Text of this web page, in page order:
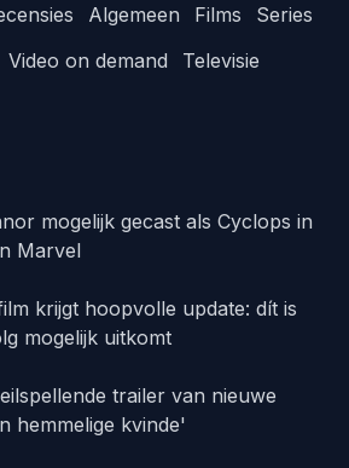
Algemeen Films
Series
Video on demand
Televisie
mogelijk gecast als Cyclops in
Marvel
krijgt hoopvolle update: dít is
mogelijk uitkomt
trailer van nieuwe
hemmelige kvinde'